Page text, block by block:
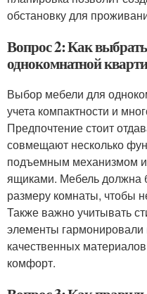
обстановку для
Вопрос 2: Как
однокомнатной
Выбор мебели для
учета компактности и
Предпочтение стоит
совмещают несколько
подъемным механизмом
ящиками. Мебель должна
размеру комнаты, чтобы
Также важно учитывать
элементы
качественных
комфорт.